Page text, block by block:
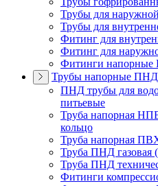
Трубы для
Трубы для
Фитинг для
Фитинг для
Фитинги
Трубы напорные
ПНД трубы для
питьевые
Труба напорная
кольцо
Труба напорная
Труба ПНД газовая
Труба ПНД
Фитинги